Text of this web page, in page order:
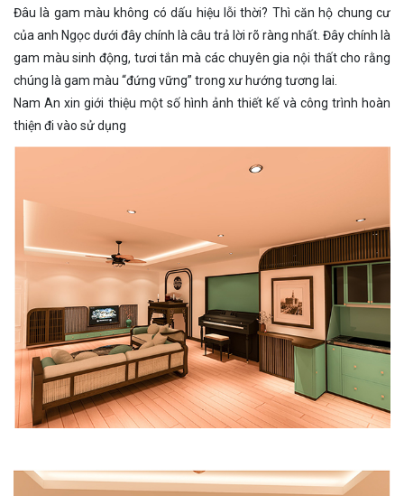
Đâu là gam màu không có dấu hiệu lỗi thời? Thì căn hộ chung cư
của anh Ngọc dưới đây chính là câu trả lời rõ ràng nhất. Đây chính là
gam màu sinh động, tươi tắn mà các chuyên gia nội thất cho rằng
chúng là gam màu “đứng vững” trong xư hướng tương lai.
Nam An xin giới thiệu một số hình ảnh thiết kế và công trình hoàn
thiện đi vào sử dụng